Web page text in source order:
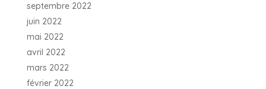
septembre 2022
juin 2022
mai 2022
avril 2022
mars 2022
février 2022